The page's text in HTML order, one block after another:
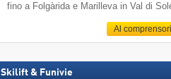
fino a Folgàrida e Marilleva in Val di
Al
Skilift & Funivie